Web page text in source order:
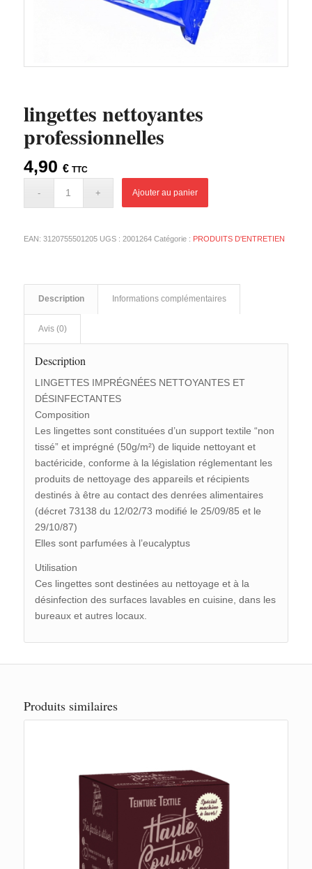
lingettes nettoyantes
professionnelles
4,90 € TTC
Ajouter au panier
EAN: 3120755501205 UGS : 2001264 Catégorie : PRODUITS D'ENTRETIEN
Description Informations complémentaires
Avis (0)
Description
LINGETTES IMPRÉGNÉES NETTOYANTES ET
DÉSINFECTANTES
Composition
Les lingettes sont constituées d’un support textile “non
tissé” et imprégné (50g/m²) de liquide nettoyant et
bactéricide, conforme à la législation réglementant les
produits de nettoyage des appareils et récipients
destinés à être au contact des denrées alimentaires
(décret 73138 du 12/02/73 modifié le 25/09/85 et le
29/10/87)
Elles sont parfumées à l’eucalyptus
Utilisation
Ces lingettes sont destinées au nettoyage et à la
désinfection des surfaces lavables en cuisine, dans les
bureaux et autres locaux.
Produits similaires